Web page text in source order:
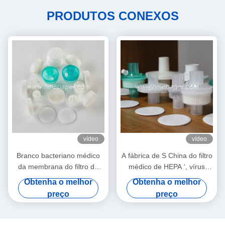
PRODUTOS CONEXOS
vídeo
Branco bacteriano médico
da membrana do filtro do
vírus de HME
Obtenha o melhor
preço
vídeo
A fábrica de S China do filtro
médico de HEPA ‘, vírus
bacterianos do BEF 99,99%
Obtenha o melhor
preço